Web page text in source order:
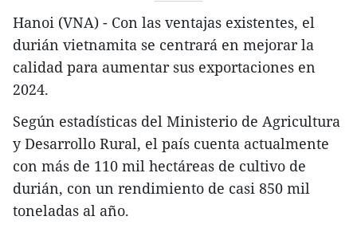
Hanoi (VNA) - Con las ventajas existentes, el
durián vietnamita se centrará en mejorar la
calidad para aumentar sus exportaciones en
2024.
Según estadísticas del Ministerio de Agricultura
y Desarrollo Rural, el país cuenta actualmente
con más de 110 mil hectáreas de cultivo de
durián, con un rendimiento de casi 850 mil
toneladas al año.